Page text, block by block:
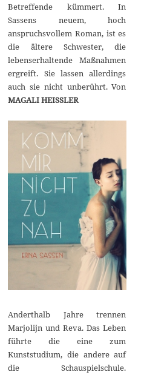
Betreffende kümmert. In
Sassens neuem, hoch
anspruchsvollem Roman, ist es
die ältere Schwester, die
lebenserhaltende Maßnahmen
ergreift. Sie lassen allerdings
auch sie nicht unberührt. Von
MAGALI HEISSLER
Anderthalb Jahre trennen
Marjolijn und Reva. Das Leben
führte die eine zum
Kunststudium, die andere auf
die Schauspielschule.